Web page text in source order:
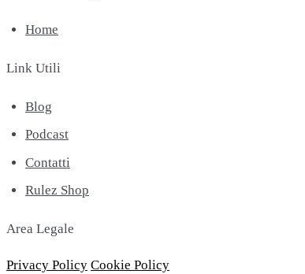
Home
Link Utili
Blog
Podcast
Contatti
Rulez Shop
Area Legale
Privacy Policy Cookie Policy